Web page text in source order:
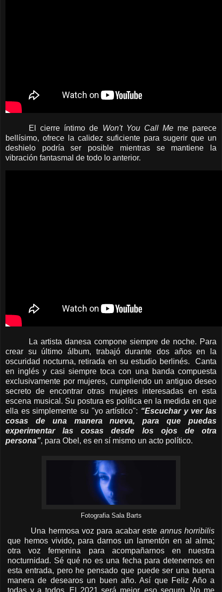
El cierre íntimo de Won't You Call Meme parece
bellísimo, ofrece la calidez suficiente para sugerir que un
deshielo podría ser posible mientras se mantiene la
vibración fantasmal de todo lo anterior.
La artista danesa compone siempre de noche. Para
crear su último álbum, trabajó durante dos años en la
oscuridad nocturna, retirada en su estudio berlinés. Canta
en inglés y casi siempre toca con una banda compuesta
exclusivamente por mujeres, cumpliendo un antiguo deseo
secreto de encontrar otras mujeres interesadas en esta
escena musical. Su postura es política en la medida en que
ella es simplemente su "yo artístico": “Escuchar y ver las
cosas de una manera nueva, para que puedas
experimentar las cosas desde los ojos de otra
persona”, para Obel, es en sí mismo un acto político.
Fotografia Sala Barts
Una hermosa voz para acabar este annus horribilis
que hemos vivido, para darnos un lamentón en al alma;
otra voz femenina para acompañarnos en nuestra
nocturnidad. Sé qué no es una fecha para detenernos en
esta entrada, pero he pensado que puede ser una buena
manera de desearos un buen año. Así que Feliz Año a
todas y a todos. El 2021 será mejor, eso seguro. No me